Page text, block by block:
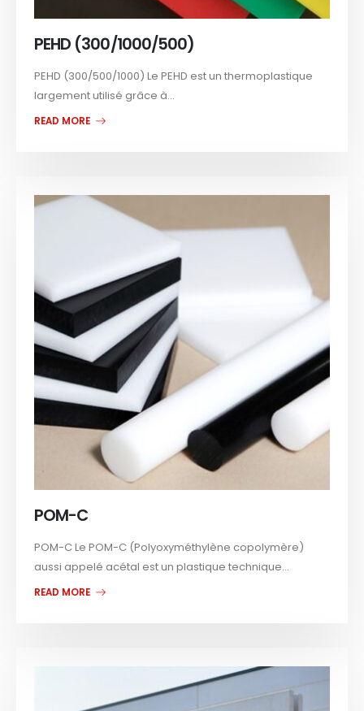
PEHD (300/1000/500)
PEHD (300/500/1000) Le PEHD est un thermoplastique
largement utilisé grâce à...
READ MORE
POM-C
POM-C Le POM-C (Polyoxyméthylène copolymère)
aussi appelé acétal est un plastique technique...
READ MORE